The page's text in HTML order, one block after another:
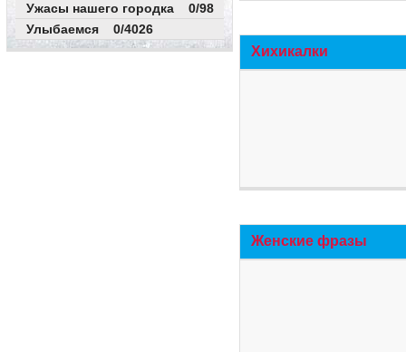
Ужасы нашего городка 0/98
Улыбаемся 0/4026
Хихикалки
Женские фразы